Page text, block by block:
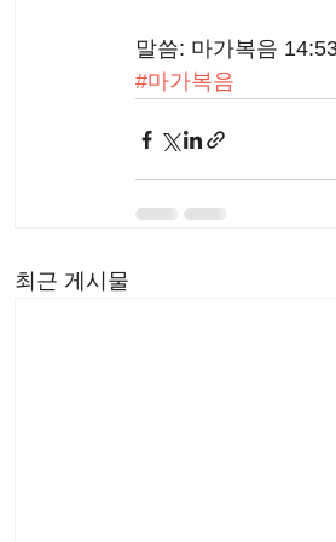
말씀: 마가복음
#마가복음
최근 게시물